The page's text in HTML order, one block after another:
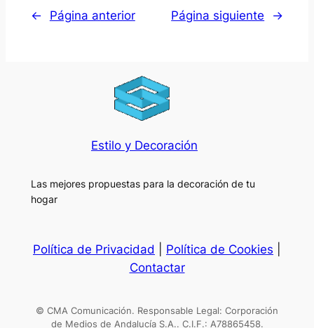
← Página anterior Página siguiente →
Estilo y Decoración
Las mejores propuestas para la decoración de tu
hogar
Política de Privacidad Política de Cookies
Contactar
© CMA Comunicación. Responsable Legal: Corporación
de Medios de Andalucía S.A.. C.I.F.: A78865458.